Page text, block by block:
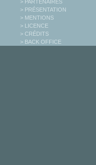
> PARTENAIRES
> PRÉSENTATION
> MENTIONS
> LICENCE
> CRÉDITS
> BACK OFFICE